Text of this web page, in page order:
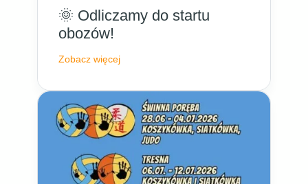
🌞 Odliczamy do startu
obozów!
Zobacz więcej